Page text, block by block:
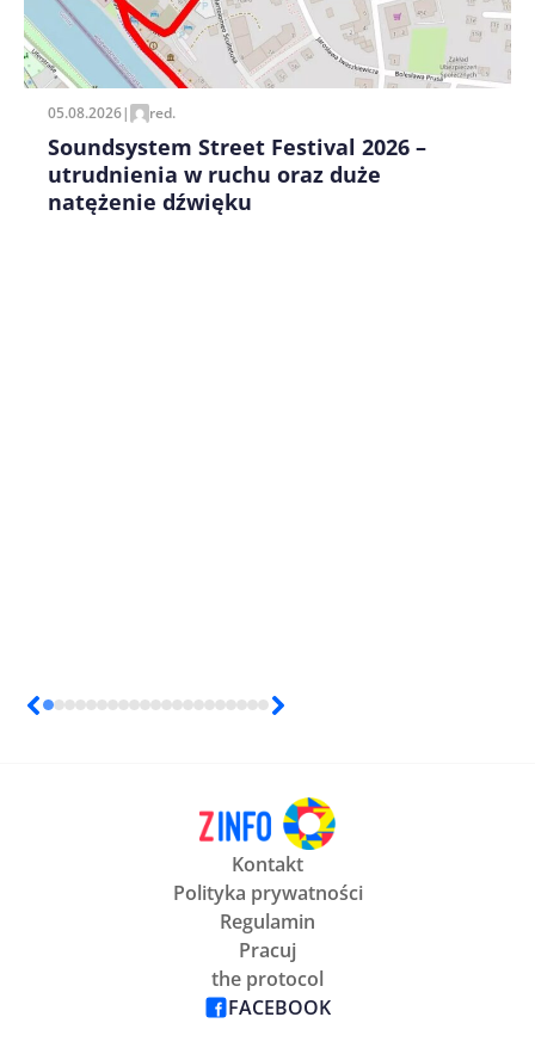
Zapamiętaj moje dane w tej przeglądarce podczas
pisania kolejnych komentarzy.
05.08.2026| red.
Soundsystem Street Festival 2026 –
utrudnienia w ruchu oraz duże
natężenie dźwięku
Kontakt
Polityka prywatności
Regulamin
Pracuj
the protocol
FACEBOOK